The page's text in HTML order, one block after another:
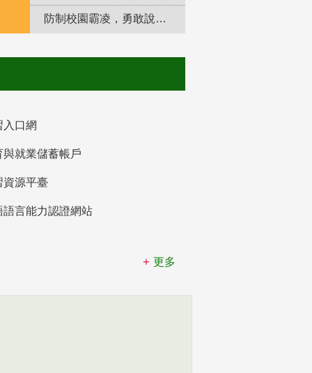
防制校園霸凌，勇敢說出來！
入口網
與就業儲蓄帳戶
資源平臺
語言能力認證網站
更多